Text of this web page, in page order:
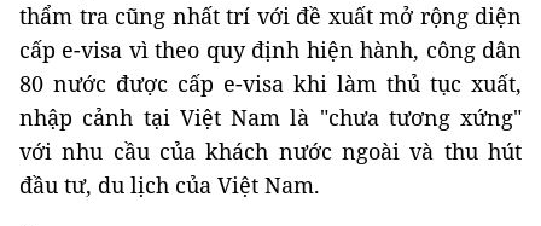
thẩm tra cũng nhất trí với đề xuất mở rộng diện
cấp e-visa vì theo quy định hiện hành, công dân
80 nước được cấp e-visa khi làm thủ tục xuất,
nhập cảnh tại Việt Nam là "chưa tương xứng"
với nhu cầu của khách nước ngoài và thu hút
đầu tư, du lịch của Việt Nam.